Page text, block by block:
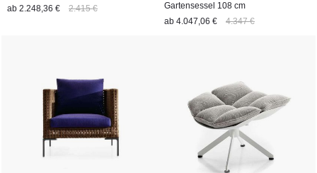
ab 2.248,36 € 2.415 €
Gartensessel 108 cm
ab 4.047,06 € 4.347 €